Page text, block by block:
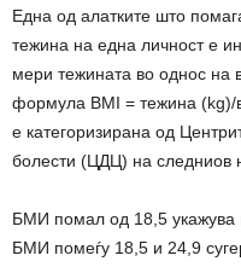
Една од алатките што
тежина на една личност е
мери тежината во однос на
формула BMI = тежина
е категоризирана од
болести (ЦДЦ) на следниов
БМИ помал од 18,5 укажува
БМИ помеѓу 18,5 и 24,9